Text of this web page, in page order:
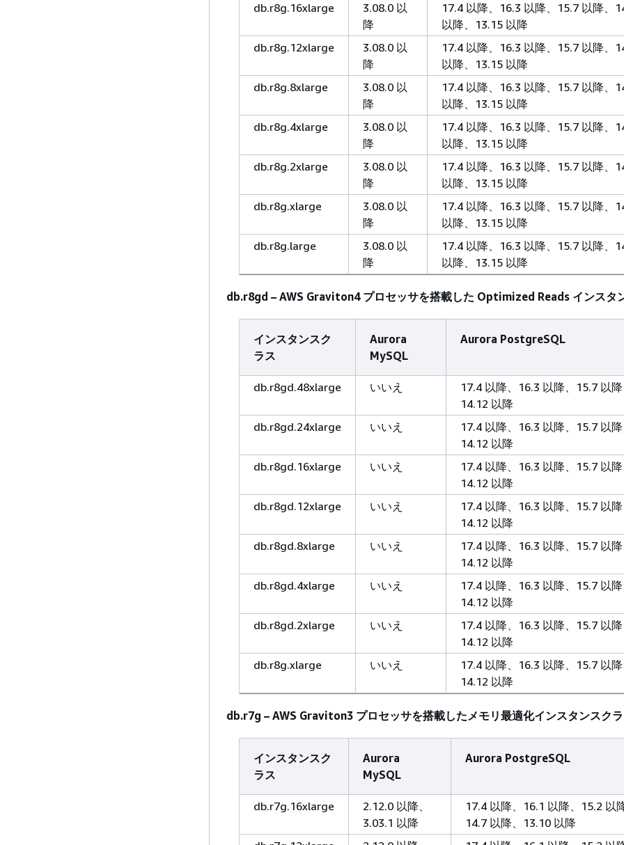
db.r8g.16xlarge
3.08.0 以
降
17.4 以降、16.3 以降、15.7 以降、
以降、13.15 以降
db.r8g.12xlarge
3.08.0 以
降
17.4 以降、16.3 以降、15.7 以降、
以降、13.15 以降
db.r8g.8xlarge
3.08.0 以
降
17.4 以降、16.3 以降、15.7 以降、
以降、13.15 以降
db.r8g.4xlarge
3.08.0 以
降
17.4 以降、16.3 以降、15.7 以降、
以降、13.15 以降
db.r8g.2xlarge
3.08.0 以
降
17.4 以降、16.3 以降、15.7 以降、
以降、13.15 以降
db.r8g.xlarge
3.08.0 以
降
17.4 以降、16.3 以降、15.7 以降、
以降、13.15 以降
db.r8g.large
3.08.0 以
降
17.4 以降、16.3 以降、15.7 以降、
以降、13.15 以降
db.r8gd – AWS Graviton4 プロセッサを搭載した Optimized Reads インスタ
インスタンスク
ラス
Aurora
MySQL
Aurora PostgreSQL
db.r8gd.48xlarge いいえ
17.4 以降、16.3 以降、15.7 以降
14.12 以降
db.r8gd.24xlarge
いいえ
17.4 以降、16.3 以降、15.7 以降
14.12 以降
db.r8gd.16xlarge
いいえ
17.4 以降、16.3 以降、15.7 以降
14.12 以降
db.r8gd.12xlarge
いいえ
17.4 以降、16.3 以降、15.7 以降
14.12 以降
db.r8gd.8xlarge
いいえ
17.4 以降、16.3 以降、15.7 以降
14.12 以降
db.r8gd.4xlarge
いいえ
17.4 以降、16.3 以降、15.7 以降
14.12 以降
db.r8gd.2xlarge
いいえ
17.4 以降、16.3 以降、15.7 以降
14.12 以降
db.r8g.xlarge
いいえ
17.4 以降、16.3 以降、15.7 以降
14.12 以降
db.r7g – AWS Graviton3 プロセッサを搭載したメモリ最適化インスタンスク
インスタンスク
ラス
Aurora
MySQL
Aurora PostgreSQL
db.r7g.16xlarge
2.12.0 以降、
3.03.1 以降
17.4 以降、16.1 以降、15.2 以降
14.7 以降、13.10 以降